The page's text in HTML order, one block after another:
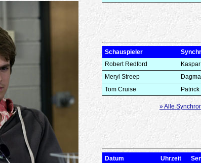
Schauspieler
Robert Redford
Meryl Streep
Tom Cruise
» Alle
Datum Uhrzeit